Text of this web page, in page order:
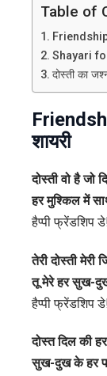
Table of
Friendship
Shayari
दोस्ती का
शायरी
दोस्ती वो है जो
हर मुश्किल में
हैप्पी फ्रेंडशिप
तेरी दोस्ती मेरी
तू मेरे हर सुख-
हैप्पी फ्रेंडशिप
दोस्त दिल की
सुख-दुख के हर